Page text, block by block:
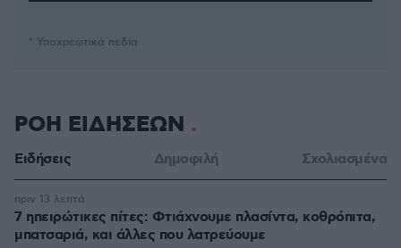
* Υποχρεωτικά πεδία
ΡΟΗ ΕΙΔΗΣΕΩΝ
Ειδήσεις Δημοφιλή Σχολιασμένα
7 ηπειρώτικες πίτες: Φτιάχνουμε πλασίντα, κοθρόπιτα,
μπατσαριά, και άλλες που λατρεύουμε
πριν 13 λεπτά